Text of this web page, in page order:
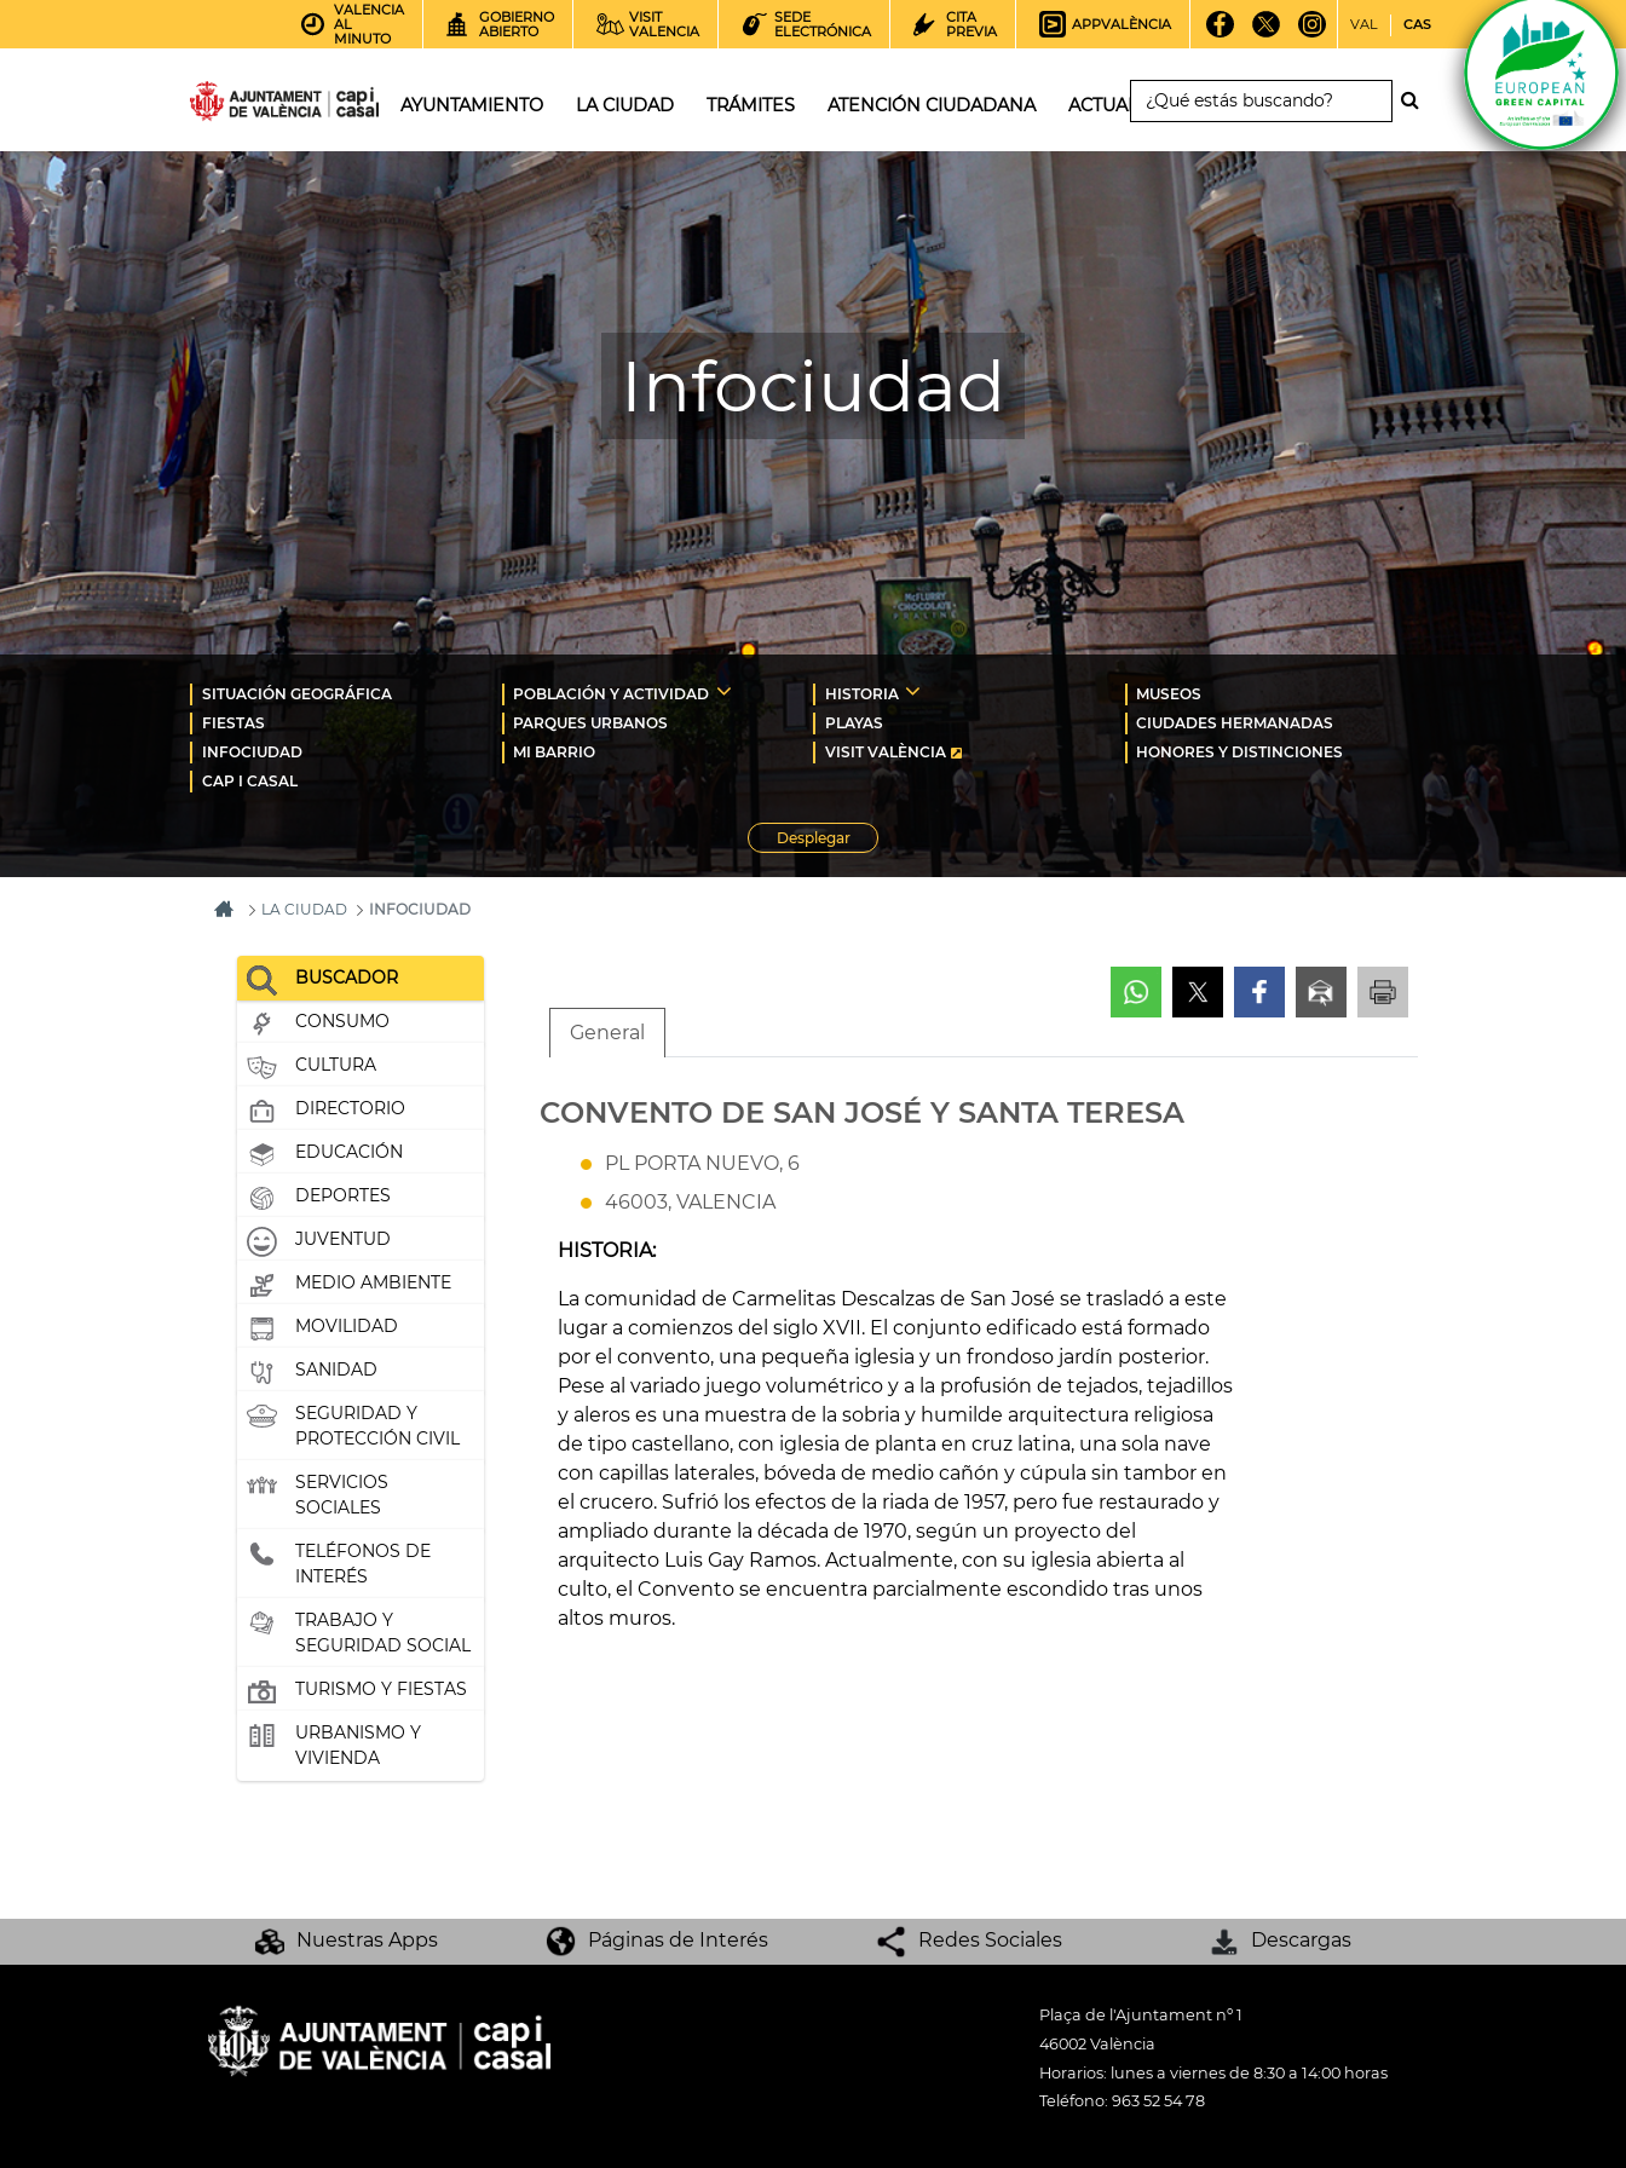
VALENCIA
AL
MINUTO
GOBIERNO
ABIERTO
VISIT
VALENCIA
SEDE
ELECTRÓNICA
CITA
PREVIA
APPVALÈNCIA VAL CAS
AYUNTAMIENTO LA CIUDAD TRÁMITES ATENCIÓN CIUDADANA ACTUALIDAD
Infociudad
SITUACIÓN GEOGRÁFICA POBLACIÓN Y ACTIVIDAD HISTORIA
MUSEOS
FIESTAS
PARQUES URBANOS PLAYAS
CIUDADES HERMANADAS
INFOCIUDAD
MI BARRIO VISIT VALÈNCIA
HONORES Y DISTINCIONES
CAP I CASAL
Desplegar
LA CIUDAD INFOCIUDAD
BUSCADOR
CONSUMO
CULTURA
DIRECTORIO
EDUCACIÓN
DEPORTES
JUVENTUD
MEDIO AMBIENTE
MOVILIDAD
SANIDAD
SEGURIDAD Y
PROTECCIÓN CIVIL
SERVICIOS
SOCIALES
TELÉFONOS DE
INTERÉS
TRABAJO Y
SEGURIDAD SOCIAL
TURISMO Y FIESTAS
URBANISMO Y
VIVIENDA
General
CONVENTO DE SAN JOSÉ Y SANTA TERESA
PL PORTA NUEVO, 6
46003, VALENCIA
HISTORIA:
La comunidad de Carmelitas Descalzas de San José se trasladó a este
lugar a comienzos del siglo XVII. El conjunto edificado está formado
por el convento, una pequeña iglesia y un frondoso jardín posterior.
Pese al variado juego volumétrico y a la profusión de tejados, tejadillos
y aleros es una muestra de la sobria y humilde arquitectura religiosa
de tipo castellano, con iglesia de planta en cruz latina, una sola nave
con capillas laterales, bóveda de medio cañón y cúpula sin tambor en
el crucero. Sufrió los efectos de la riada de 1957, pero fue restaurado y
ampliado durante la década de 1970, según un proyecto del
arquitecto Luis Gay Ramos. Actualmente, con su iglesia abierta al
culto, el Convento se encuentra parcialmente escondido tras unos
altos muros.
Nuestras Apps Páginas de Interés Redes Sociales Descargas
Plaça de l'Ajuntament nº 1
46002 València
Horarios: lunes a viernes de 8:30 a 14:00 horas
Teléfono: 963 52 54 78